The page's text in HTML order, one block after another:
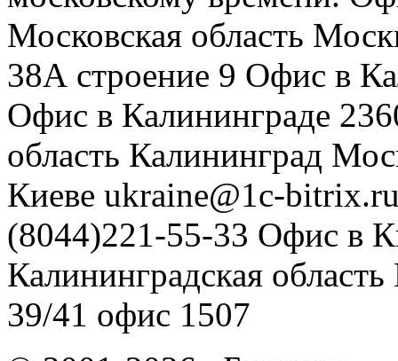
Московская область
38А строение 9 Офис в
Офис в Калининграде
область Калининград
Киеве ukraine@1c-
(8044)221-55-33 Офис в
Калининградская область
39/41 офис 1507